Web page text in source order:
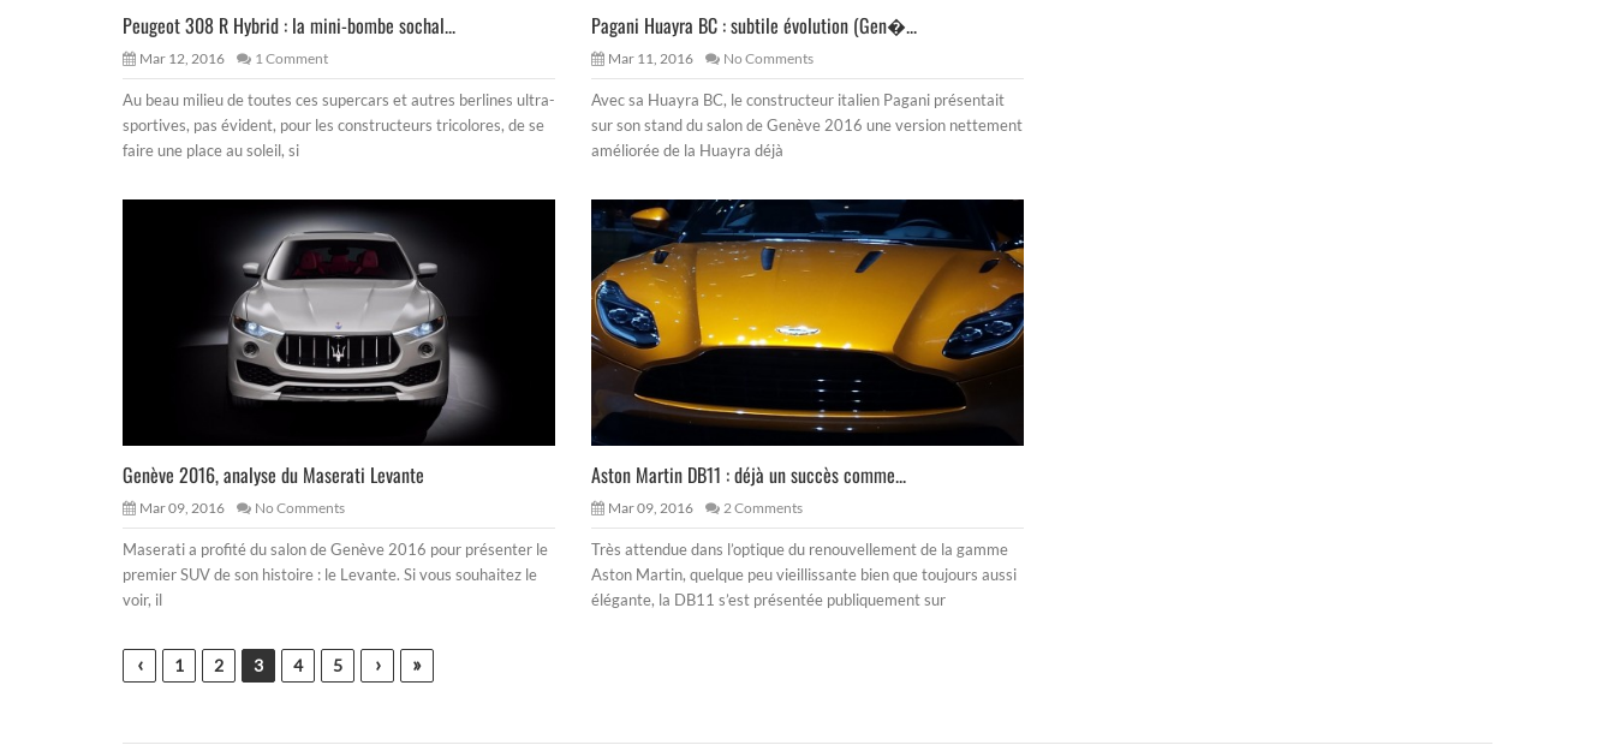
Peugeot 308 R Hybrid : la mini-bombe sochal...
Mar 12, 2016 1 Comment
Au beau milieu de toutes ces supercars et autres berlines ultra-
sportives, pas évident, pour les constructeurs tricolores, de se
faire une place au soleil, si
Pagani Huayra BC : subtile évolution (Gen�...
Mar 11, 2016 No Comments
Avec sa Huayra BC, le constructeur italien Pagani présentait
sur son stand du salon de Genève 2016 une version nettement
améliorée de la Huayra déjà
Genève 2016, analyse du Maserati Levante
Mar 09, 2016 No Comments
Maserati a profité du salon de Genève 2016 pour présenter le
premier SUV de son histoire : le Levante. Si vous souhaitez le
voir, il
Aston Martin DB11 : déjà un succès comme...
Mar 09, 2016 2 Comments
Très attendue dans l’optique du renouvellement de la gamme
Aston Martin, quelque peu vieillissante bien que toujours aussi
élégante, la DB11 s’est présentée publiquement sur
‹ 1 2 3 4 5 › »